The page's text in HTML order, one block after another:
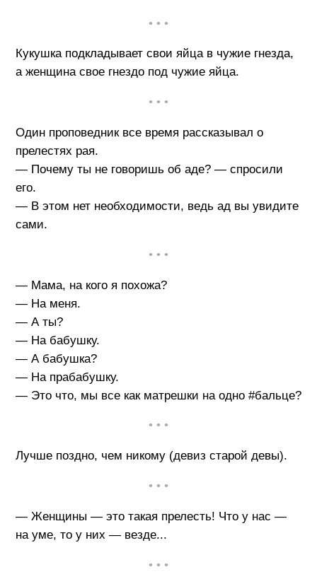
• • •
Кукушка подкладывает свои яйца в чужие гнезда,
а женщина свое гнездо под чужие яйца.
• • •
Один проповедник все время рассказывал о
прелестях рая.
— Почему ты не говоришь об аде? — спросили
его.
— В этом нет необходимости, ведь ад вы увидите
сами.
• • •
— Мама, на кого я похожа?
— На меня.
— А ты?
— На бабушку.
— А бабушка?
— На прабабушку.
— Это что, мы все как матрешки на одно #бальце?
• • •
Лучше поздно, чем никому (девиз старой девы).
• • •
— Женщины — это такая прелесть! Что у нас —
на уме, то у них — везде...
• • •